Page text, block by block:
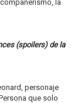
la
(spoilers) de la
personaje
que solo